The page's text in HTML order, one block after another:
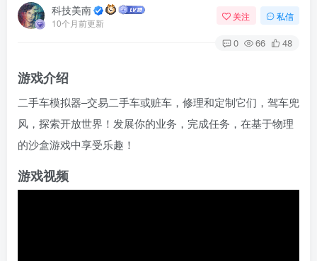
软件 Linux软件 Android软件
科技美南
10个月前更新
关注 私信
0 66 48
游戏介绍
二手车模拟器–交易二手车或赃车，修理和定制它们，驾车兜
风，探索开放世界！发展你的业务，完成任务，在基于物理
的沙盒游戏中享受乐趣！
游戏视频